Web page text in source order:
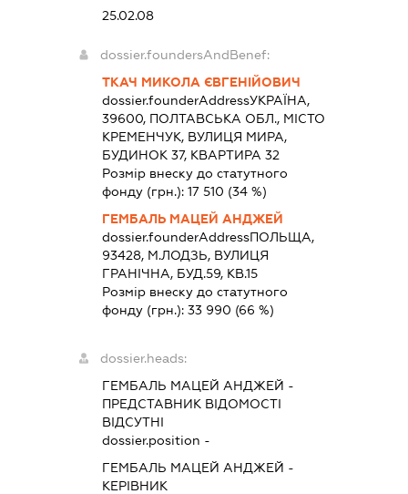
25.02.08
dossier.foundersAndBenef:
ТКАЧ МИКОЛА ЄВГЕНІЙОВИЧ
dossier.founderAddressУКРАЇНА,
39600, ПОЛТАВСЬКА ОБЛ., МІСТО
КРЕМЕНЧУК, ВУЛИЦЯ МИРА,
БУДИНОК 37, КВАРТИРА 32
Розмір внеску до статутного
фонду (грн.): 17 510 (34 %)
ГЕМБАЛЬ МАЦЕЙ АНДЖЕЙ
dossier.founderAddressПОЛЬЩА,
93428, М.ЛОДЗЬ, ВУЛИЦЯ
ГРАНІЧНА, БУД.59, КВ.15
Розмір внеску до статутного
фонду (грн.): 33 990 (66 %)
dossier.heads:
ГЕМБАЛЬ МАЦЕЙ АНДЖЕЙ -
ПРЕДСТАВНИК ВІДОМОСТІ
ВІДСУТНІ
dossier.position -
ГЕМБАЛЬ МАЦЕЙ АНДЖЕЙ -
КЕРІВНИК